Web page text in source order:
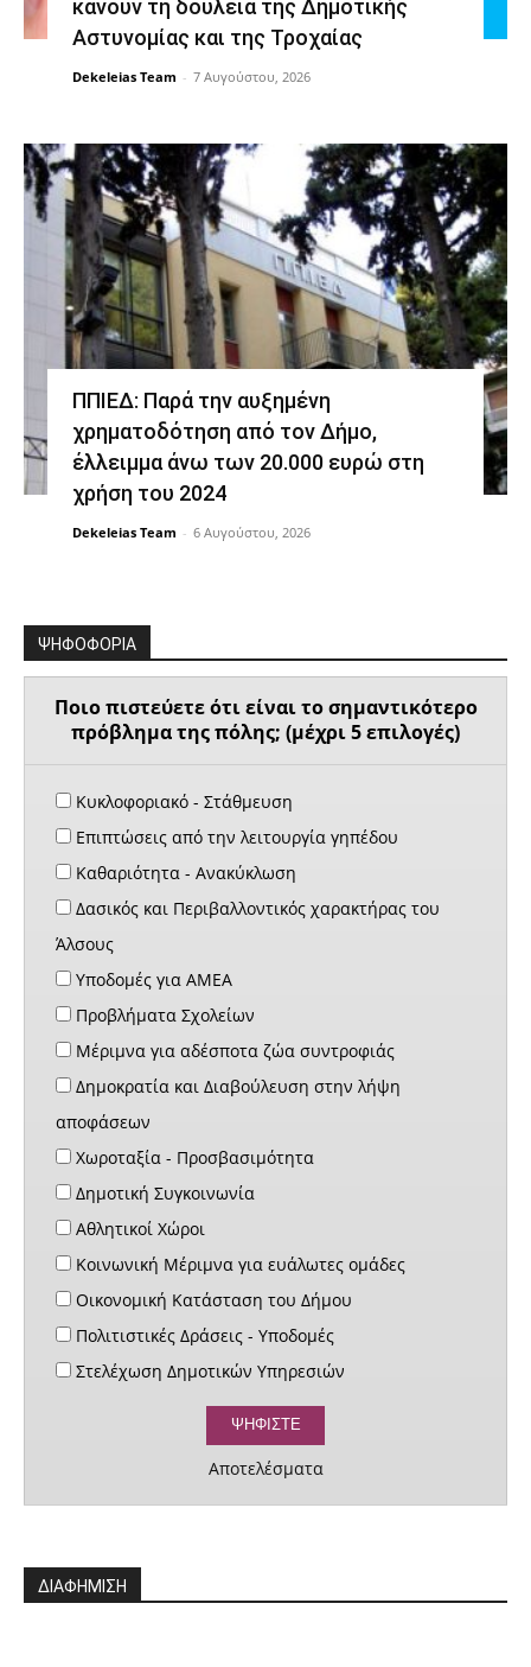
κάνουν τη δουλειά της Δημοτικής
Αστυνομίας και της Τροχαίας
Dekeleias Team - 7 Αυγούστου, 2026
ΠΠΙΕΔ: Παρά την αυξημένη
χρηματοδότηση από τον Δήμο,
έλλειμμα άνω των 20.000 ευρώ στη
χρήση του 2024
Dekeleias Team - 6 Αυγούστου, 2026
ΨΗΦΟΦΟΡΙΑ
Ποιο πιστεύετε ότι είναι το σημαντικότερο
πρόβλημα της πόλης; (μέχρι 5 επιλογές)
Κυκλοφοριακό - Στάθμευση
Επιπτώσεις από την λειτουργία γηπέδου
Καθαριότητα - Ανακύκλωση
Δασικός και Περιβαλλοντικός χαρακτήρας του
Άλσους
Υποδομές για ΑΜΕΑ
Προβλήματα Σχολείων
Μέριμνα για αδέσποτα ζώα συντροφιάς
Δημοκρατία και Διαβούλευση στην λήψη
αποφάσεων
Χωροταξία - Προσβασιμότητα
Δημοτική Συγκοινωνία
Αθλητικοί Χώροι
Κοινωνική Μέριμνα για ευάλωτες ομάδες
Οικονομική Κατάσταση του Δήμου
Πολιτιστικές Δράσεις - Υποδομές
Στελέχωση Δημοτικών Υπηρεσιών
Αποτελέσματα
ΔΙΑΦΗΜΙΣΗ